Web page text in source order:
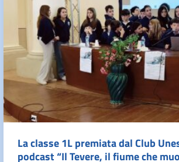
La classe 1L premiata dal Club
podcast “Il Tevere, il fiume che